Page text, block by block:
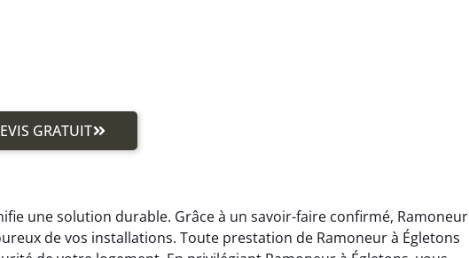
GRATUIT
une solution durable. Grâce à un savoir-faire confirmé, Ramoneur
de vos installations. Toute prestation de Ramoneur à Égletons